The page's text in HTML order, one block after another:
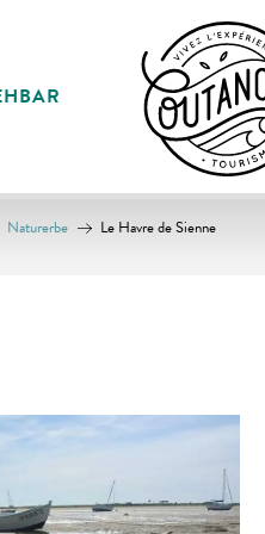
Naturerbe Le Havre de Sienne